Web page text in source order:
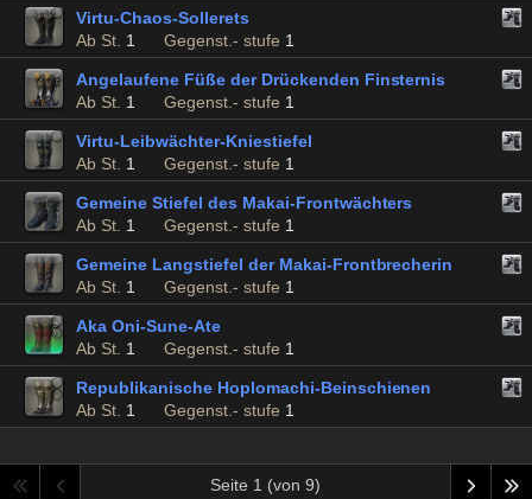
Virtu-Chaos-Sollerets
Ab St. 1 Gegenst.- stufe 1
Angelaufene Füße der Drückenden Finsternis
Ab St. 1 Gegenst.- stufe 1
Virtu-Leibwächter-Kniestiefel
Ab St. 1 Gegenst.- stufe 1
Gemeine Stiefel des Makai-Frontwächters
Ab St. 1 Gegenst.- stufe 1
Gemeine Langstiefel der Makai-Frontbrecherin
Ab St. 1 Gegenst.- stufe 1
Aka Oni-Sune-Ate
Ab St. 1 Gegenst.- stufe 1
Republikanische Hoplomachi-Beinschienen
Ab St. 1 Gegenst.- stufe 1
Seite 1 (von 9)